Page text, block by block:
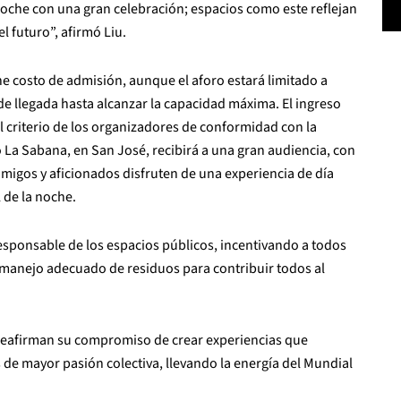
con una gran celebración; espacios como este reflejan
futuro”, afirmó Liu.
costo de admisión, aunque el aforo estará limitado a
llegada hasta alcanzar la capacidad máxima. El ingreso
de los organizadores de conformidad con la
Sabana, en San José, recibirá a una gran audiencia, con
y aficionados disfruten de una experiencia de día
la noche.
de los espacios públicos, incentivando a todos
adecuado de residuos para contribuir todos al
su compromiso de crear experiencias que
mayor pasión colectiva, llevando la energía del Mundial